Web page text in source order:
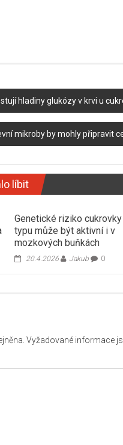
hladiny glukózy v krvi u
mikroby by mohly připravit
líbit
Genetické riziko cukrovky
typu může být aktivní i v
mozkových buňkách
20.4.2026 Jakub 0
Vyžadované informace